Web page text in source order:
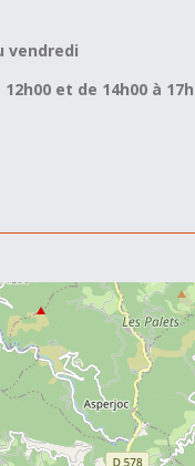
vendredi
12h00 et de 14h00 à